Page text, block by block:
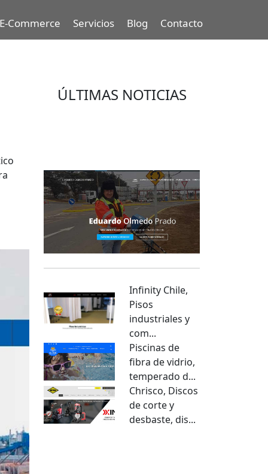
E-Commerce Servicios Blog Contacto
ÚLTIMAS NOTICIAS
Infinity Chile,
Pisos
industriales y
com...
Piscinas de
fibra de vidrio,
temperado d...
Chrisco, Discos
de corte y
desbaste, dis...